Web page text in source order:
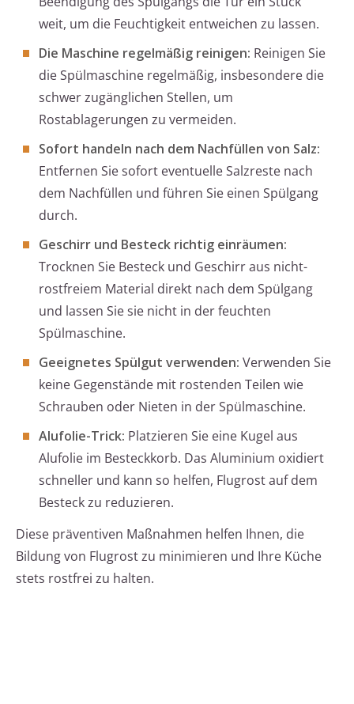
weit, um die Feuchtigkeit entweichen zu lassen.
Die Maschine regelmäßig reinigen: Reinigen Sie
die Spülmaschine regelmäßig, insbesondere die
schwer zugänglichen Stellen, um
Rostablagerungen zu vermeiden.
Sofort handeln nach dem Nachfüllen von Salz:
Entfernen Sie sofort eventuelle Salzreste nach
dem Nachfüllen und führen Sie einen Spülgang
durch.
Geschirr und Besteck richtig einräumen:
Trocknen Sie Besteck und Geschirr aus nicht-
rostfreiem Material direkt nach dem Spülgang
und lassen Sie sie nicht in der feuchten
Spülmaschine.
Geeignetes Spülgut verwenden: Verwenden Sie
keine Gegenstände mit rostenden Teilen wie
Schrauben oder Nieten in der Spülmaschine.
Alufolie-Trick: Platzieren Sie eine Kugel aus
Alufolie im Besteckkorb. Das Aluminium oxidiert
schneller und kann so helfen, Flugrost auf dem
Besteck zu reduzieren.
Diese präventiven Maßnahmen helfen Ihnen, die
Bildung von Flugrost zu minimieren und Ihre Küche
stets rostfrei zu halten.